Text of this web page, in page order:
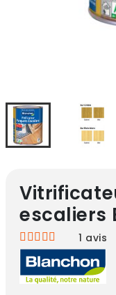
escaliers
1 avis